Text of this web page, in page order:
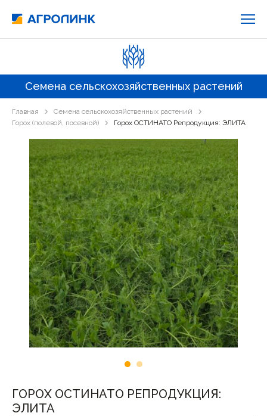
Семена сельскохозяйственных растений
Главная
Семена сельскохозяйственных растений
Горох (полевой, посевной)
Горох ОСТИНАТО Репродукция: ЭЛИТА
ГОРОХ ОСТИНАТО РЕПРОДУКЦИЯ:
ЭЛИТА